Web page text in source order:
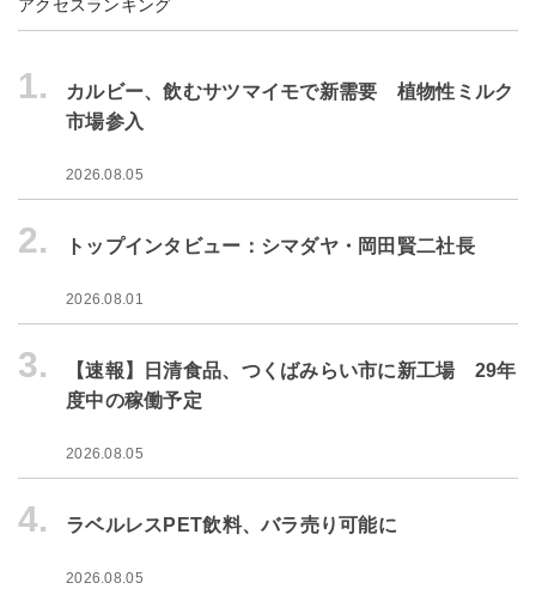
アクセスランキング
1.
カルビー、飲むサツマイモで新需要 植物性ミルク
市場参入
2026.08.05
2. トップインタビュー：シマダヤ・岡田賢二社長
2026.08.01
3.
【速報】日清食品、つくばみらい市に新工場 29年
度中の稼働予定
2026.08.05
4. ラベルレスPET飲料、バラ売り可能に
2026.08.05